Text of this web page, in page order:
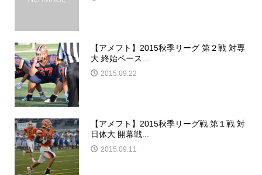
【アメフト】2015秋季リーグ 第２戦 対専
大 終始ペース...
2015.09.22
【アメフト】2015秋季リーグ戦 第１戦 対
日体大 開幕戦...
2015.09.11